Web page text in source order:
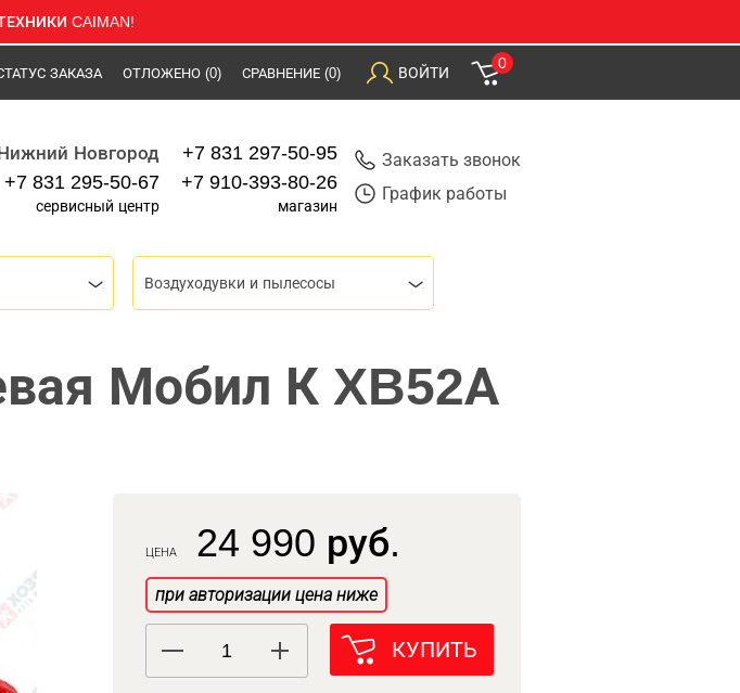
CAIMAN!
ЗАКАЗА ОТЛОЖЕНО (0) СРАВНЕНИЕ (0) ВОЙТИ
0
Новгород
+7 831 295-50-67
сервисный центр
+7 831 297-50-95
+7 910-393-80-26
магазин
Заказать звонок
График работы
Воздуходувки и пылесосы
Мобил К XB52А
ЦЕНА 24 990 руб.
при авторизации цена ниже
КУПИТЬ